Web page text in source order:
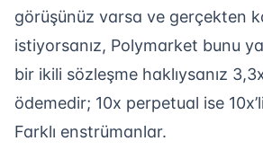
görüşünüz varsa ve gerçekten
istiyorsanız, Polymarket bunu
bir ikili sözleşme haklıysanız
ödemedir; 10x perpetual ise
Farklı enstrümanlar.